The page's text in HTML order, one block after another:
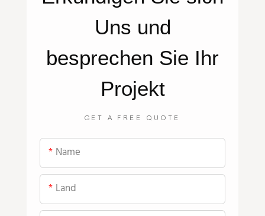
Uns und
besprechen Sie Ihr
Projekt
GET A FREE QUOTE
Name
Land